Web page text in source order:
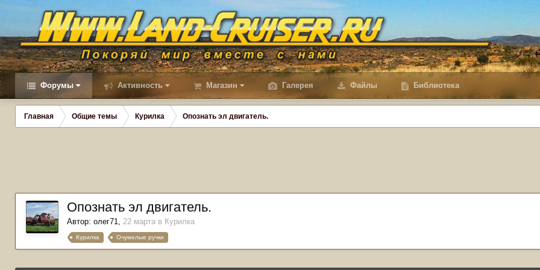
Форумы Активность Магазин Галерея Файлы Библиотека
Главная Общие темы Курилка Опознать эл двигатель.
Опознать эл двигатель.
Автор: олег71, 22 марта в Курилка
Курилка Очумелые ручки